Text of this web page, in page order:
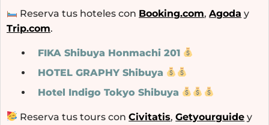
Reserva tus hoteles con Booking.com,Agoda y
Trip.com.
FIKA Shibuya Honmachi 201
HOTEL GRAPHY Shibuya
Hotel Indigo Tokyo Shibuya
Reserva tus tours conCivitatis,Getyourguide y